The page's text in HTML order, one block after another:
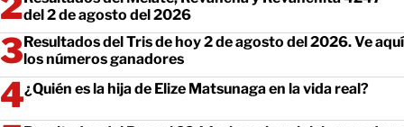
del 2 de agosto del 2026
Resultados del Tris de hoy 2 de agosto del 2026. Ve aquí
los números ganadores
¿Quién es la hija de Elize Matsunaga en la vida real?